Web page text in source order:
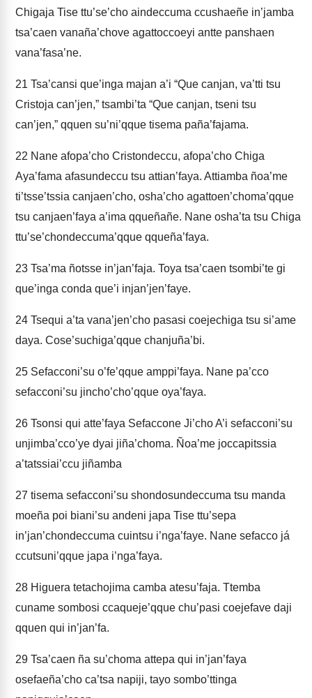
Chigaja Tise ttu’se’cho aindeccuma ccushaeñe in’jamba
tsa’caen vanaña’chove agattoccoeyi antte panshaen
vana’fasa’ne.
21 Tsa’cansi que’inga majan a’i “Que canjan, va’tti tsu
Cristoja can’jen,” tsambi’ta “Que canjan, tseni tsu
can’jen,” qquen su’ni’qque tisema paña’fajama.
22 Nane afopa’cho Cristondeccu, afopa’cho Chiga
Aya’fama afasundeccu tsu attian’faya. Attiamba ñoa’me
ti’tsse’tssia canjaen’cho, osha’cho agattoen’choma’qque
tsu canjaen’faya a’ima qqueñañe. Nane osha’ta tsu Chiga
ttu’se’chondeccuma’qque qqueña’faya.
23 Tsa’ma ñotsse in’jan’faja. Toya tsa’caen tsombi’te gi
que’inga conda que’i injan’jen’faye.
24 Tsequi a’ta vana’jen’cho pasasi coejechiga tsu si’ame
daya. Cose’suchiga’qque chanjuña’bi.
25 Sefacconi’su o’fe’qque amppi’faya. Nane pa’cco
sefacconi’su jincho’cho’qque oya’faya.
26 Tsonsi qui atte’faya Sefaccone Ji’cho A’i sefacconi’su
unjimba’cco’ye dyai jiña’choma. Ñoa’me joccapitssia
a’tatssiai’ccu jiñamba
27 tisema sefacconi’su shondosundeccuma tsu manda
moeña poi biani’su andeni japa Tise ttu’sepa
in’jan’chondeccuma cuintsu i’nga’faye. Nane sefacco já
ccutsuni’qque japa i’nga’faya.
28 Higuera tetachojima camba atesu’faja. Ttemba
cuname sombosi ccaqueje’qque chu’pasi coejefave daji
qquen qui in’jan’fa.
29 Tsa’caen ña su’choma attepa qui in’jan’faya
osefaeña’cho ca’tsa napiji, tayo sombo’ttinga